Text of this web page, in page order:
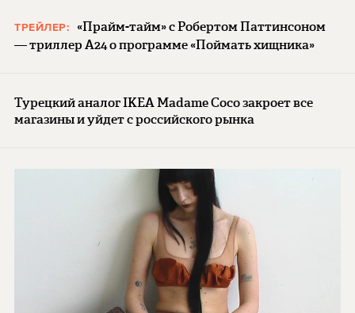
ТРЕЙЛЕР:
«Прайм-тайм» с Робертом Паттинсоном
— триллер A24 о программе «Поймать хищника»
Турецкий аналог IKEA Madame Coco закроет все
магазины и уйдет с российского рынка